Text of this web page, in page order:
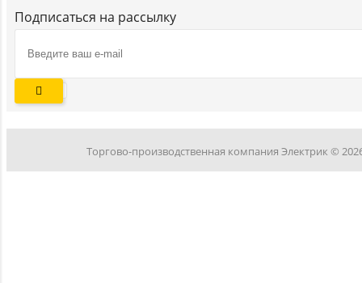
Подписаться на рассылку
Торгово-производственная компания Электрик ©